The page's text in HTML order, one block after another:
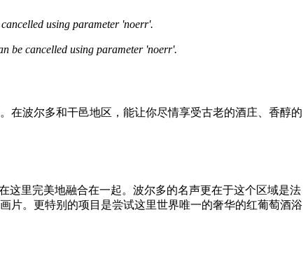
cancelled using parameter 'noerr'.
be cancelled using parameter 'noerr'.
在波尔多和干邑地区，能让你尽情享受古老的酒庄、香醇的
这里完美地融合在一起。波尔多的名声更在于这个区域是法
片。更特别的项目是尝试这里世界唯一的奢华的红葡萄酒浴